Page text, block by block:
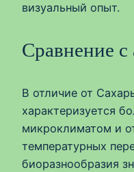
визуальный опыт.
Сравнение с
В отличие от
характеризуется
микроклиматом и
температурных
биоразнообразия